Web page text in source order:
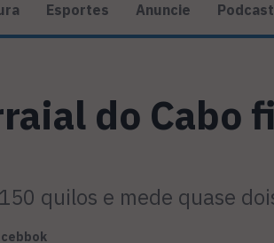
Esportes Anuncie
do Cabo
quilos e mede quase